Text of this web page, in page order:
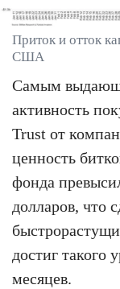
Приток и отток
США
Самым
активность
Trust от
ценность
фонда
долларов, что
достиг такого
месяцев.